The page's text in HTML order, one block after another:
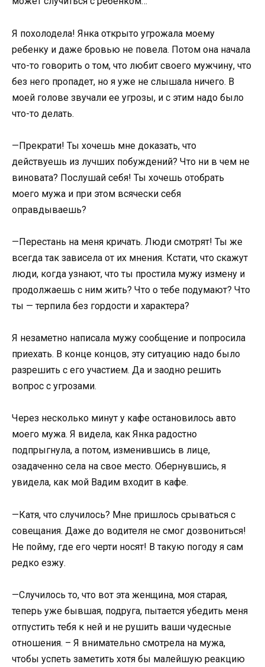
Я похолодела! Янка открыто угрожала моему
ребенку и даже бровью не повела. Потом она начала
что-то говорить о том, что любит своего мужчину, что
без него пропадет, но я уже не слышала ничего. В
моей голове звучали ее угрозы, и с этим надо было
что-то делать.
—Прекрати! Ты хочешь мне доказать, что
действуешь из лучших побуждений? Что ни в чем не
виновата? Послушай себя! Ты хочешь отобрать
моего мужа и при этом всячески себя
оправдываешь?
—Перестань на меня кричать. Люди смотрят! Ты же
всегда так зависела от их мнения. Кстати, что скажут
люди, когда узнают, что ты простила мужу измену и
продолжаешь с ним жить? Что о тебе подумают? Что
ты — терпила без гордости и характера?
Я незаметно написала мужу сообщение и попросила
приехать. В конце концов, эту ситуацию надо было
разрешить с его участием. Да и заодно решить
вопрос с угрозами.
Через несколько минут у кафе остановилось авто
моего мужа. Я видела, как Янка радостно
подпрыгнула, а потом, изменившись в лице,
озадаченно села на свое место. Обернувшись, я
увидела, как мой Вадим входит в кафе.
—Катя, что случилось? Мне пришлось срываться с
совещания. Даже до водителя не смог дозвониться!
Не пойму, где его черти носят! В такую погоду я сам
редко езжу.
—Случилось то, что вот эта женщина, моя старая,
теперь уже бывшая, подруга, пытается убедить меня
отпустить тебя к ней и не рушить ваши чудесные
отношения. – Я внимательно смотрела на мужа,
чтобы успеть заметить хотя бы малейшую реакцию